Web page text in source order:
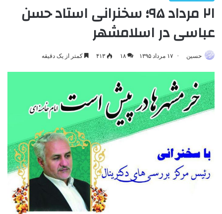
۲۱ مرداد ۹۵؛ سخنرانی استاد حسن
عباسی در اسلامشهر
حسین ۱۷ مرداد ۱۳۹۵ ۱۸ ۴۱۳ کمتر از یک دقیقه